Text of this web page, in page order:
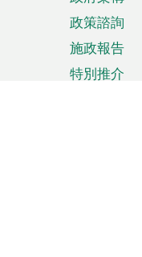
政策諮詢
施政報告
特別推介